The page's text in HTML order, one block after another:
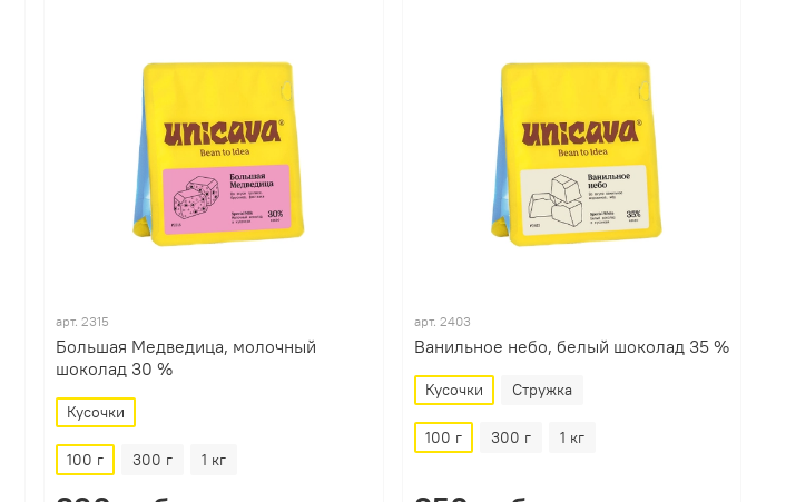
арт. 2315
Большая Медведица, молочный
шоколад 30 %
Кусочки
100 г 300 г 1 кг
арт. 2403
Ванильное небо, белый шоколад 35 %
Кусочки Стружка
100 г 300 г 1 кг